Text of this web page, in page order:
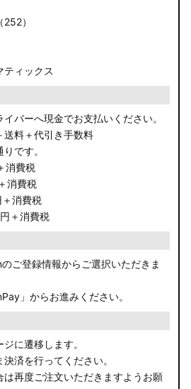
）
ティックス
バーへ現金でお支払いください。
送料＋代引き手数料
です。
消費税
消費税
消費税
＋消費税
ご登録情報からご選択いただきま
」からお進みください。
に遷移します。
済を行ってください。
再度ご注文いただきますようお願